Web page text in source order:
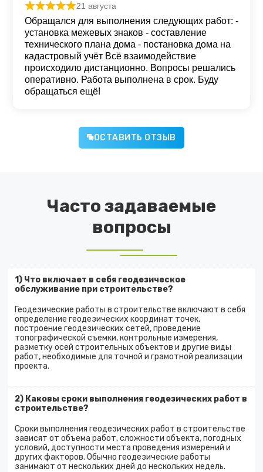
Оценка5 из 5
21 августа
Обращался для выполнения следующих работ: -
установка межевых знаков - составление
технического плана дома - постановка дома на
кадастровый учёт Всё взаимодействие
происходило дистанционно. Вопросы решались
оперативно. Работа выполнена в срок. Буду
обращаться ещё!
ОСТАВИТЬ ОТЗЫВ
Часто задаваемые
вопросы
1) Что включает в себя геодезическое
обслуживание при строительстве?
Геодезические работы в строительстве включают в себя
определение геодезических координат точек,
построение геодезических сетей, проведение
топографической съемки, контрольные измерения,
разметку осей строительных объектов и другие виды
работ, необходимые для точной и грамотной реализации
проекта.
2) Каковы сроки выполнения геодезических работ в
строительстве?
Сроки выполнения геодезических работ в строительстве
зависят от объема работ, сложности объекта, погодных
условий, доступности места проведения измерений и
других факторов. Обычно геодезические работы
занимают от нескольких дней до нескольких недель.